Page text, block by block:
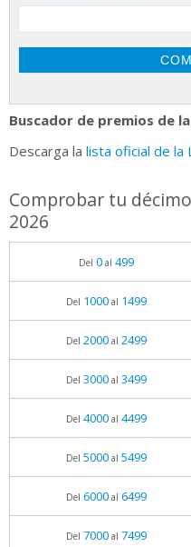
Buscador de premios de
Descarga la lista oficial de la
Comprobar tu
2026
Del 0al 499
Del 1000al 1499
Del 2000al 2499
Del 3000al 3499
Del 4000al 4499
Del 5000al 5499
Del 6000al 6499
Del 7000al 7499